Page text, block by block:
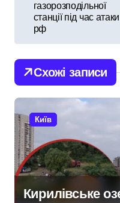
г
а
ц
і
я
з
газорозподільної
станції під час атаки
рф
Схожі записи
Київ
Кирилівське